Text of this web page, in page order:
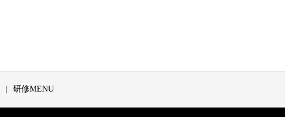
研修MENU